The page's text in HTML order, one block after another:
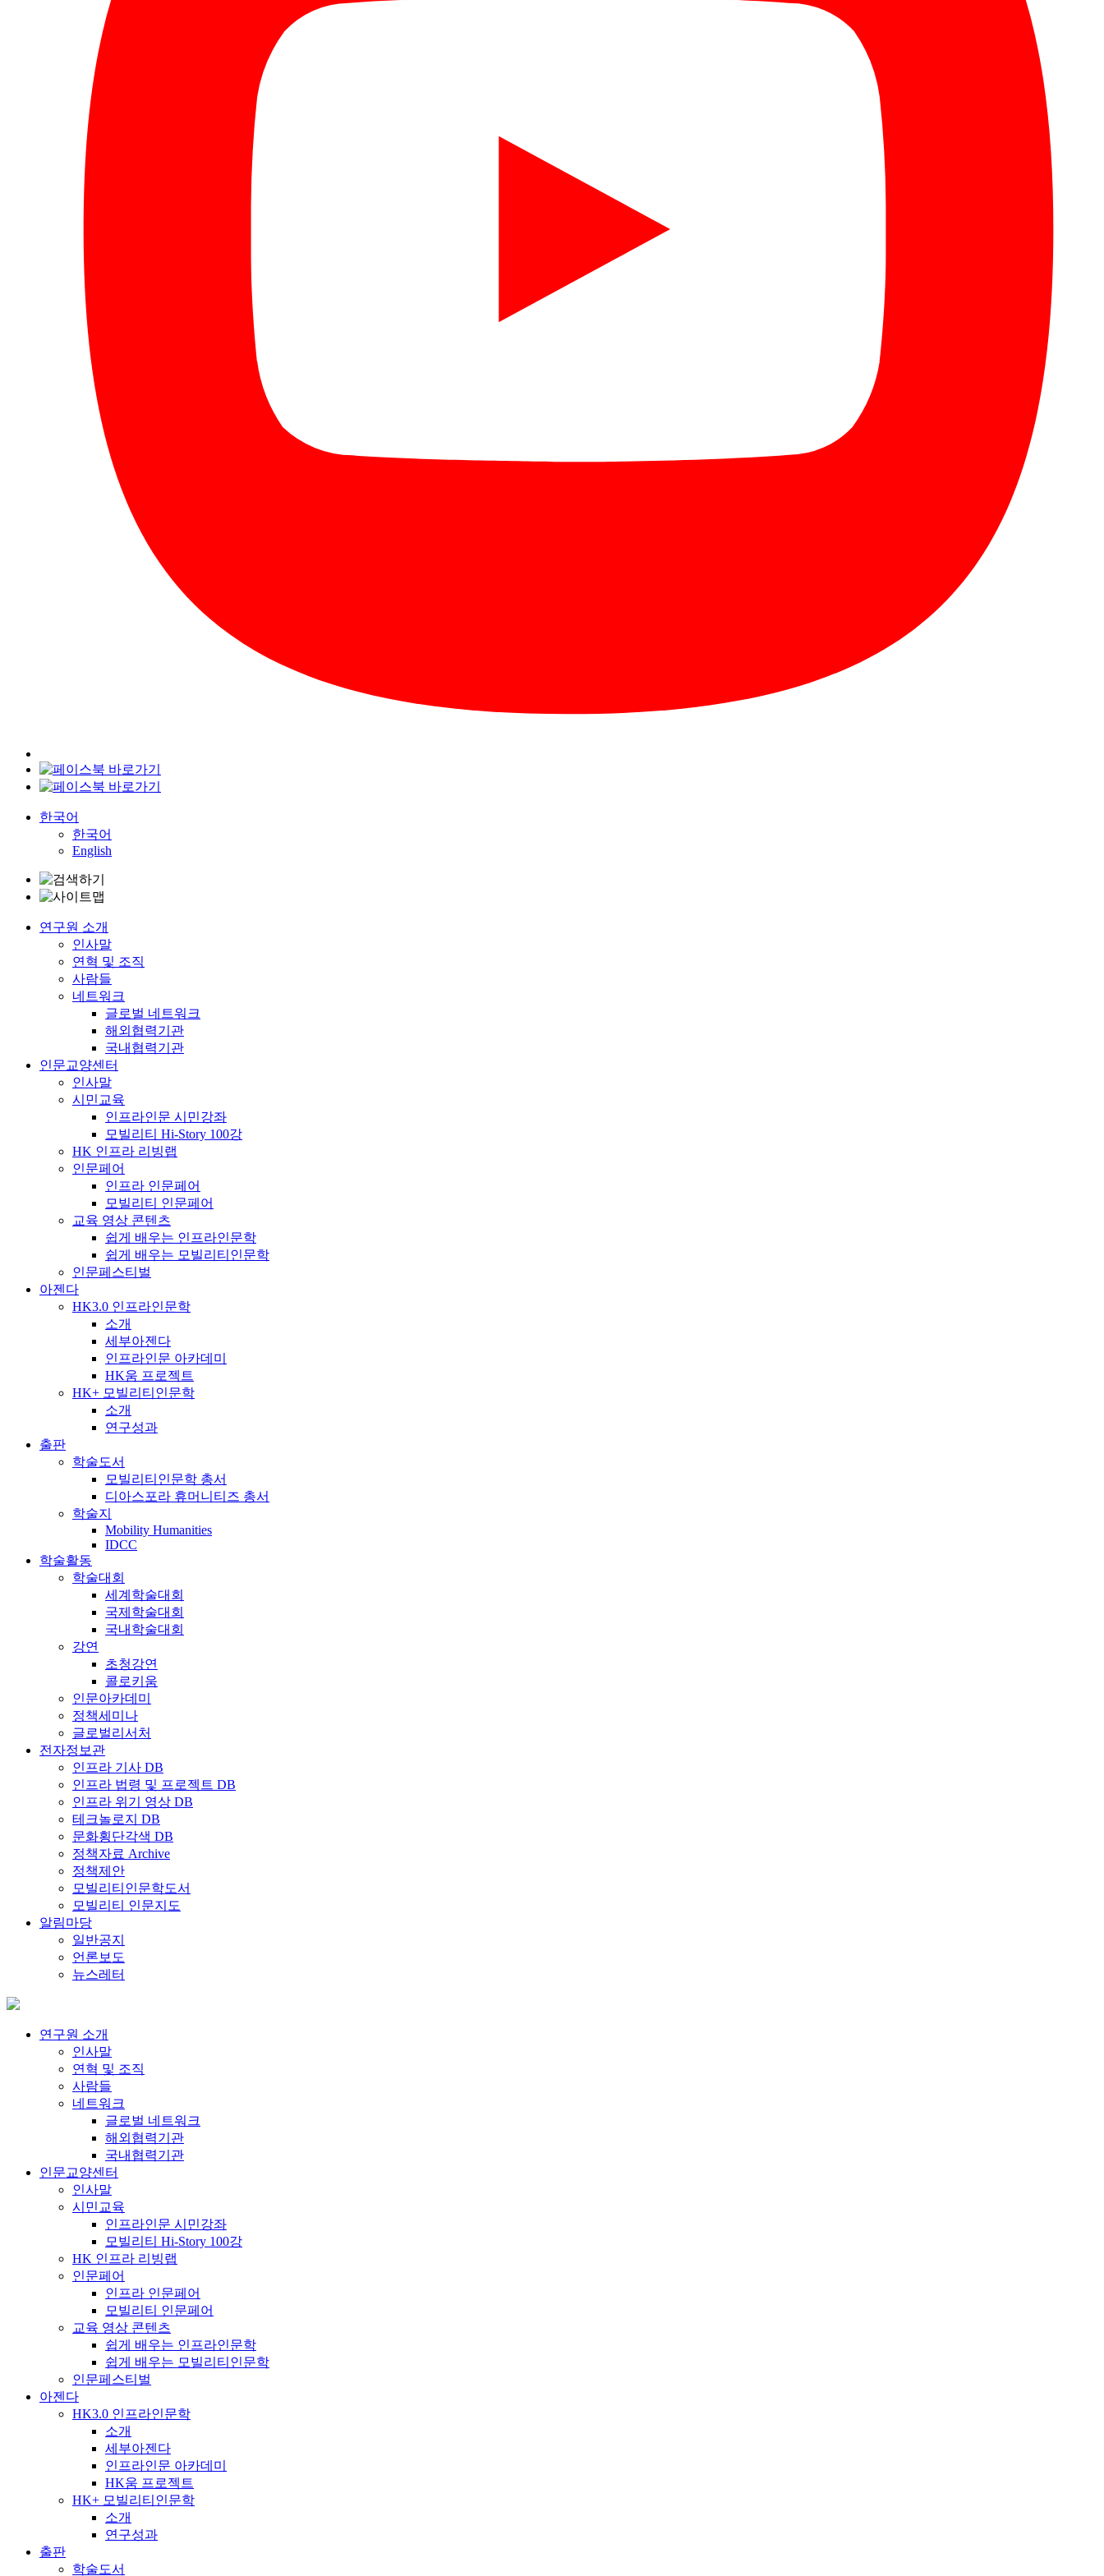
한국어
한국어
English
연구원 소개
인사말
연혁 및 조직
사람들
네트워크
글로벌 네트워크
해외협력기관
국내협력기관
인문교양센터
인사말
시민교육
인프라인문 시민강좌
모빌리티 Hi-Story 100강
HK 인프라 리빙랩
인문페어
인프라 인문페어
모빌리티 인문페어
교육 영상 콘텐츠
쉽게 배우는 인프라인문학
쉽게 배우는 모빌리티인문학
인문페스티벌
아젠다
HK3.0 인프라인문학
소개
세부아젠다
인프라인문 아카데미
HK움 프로젝트
HK+ 모빌리티인문학
소개
연구성과
출판
학술도서
모빌리티인문학 총서
디아스포라 휴머니티즈 총서
학술지
Mobility Humanities
IDCC
학술활동
학술대회
세계학술대회
국제학술대회
국내학술대회
강연
초청강연
콜로키움
인문아카데미
정책세미나
글로벌리서처
전자정보관
인프라 기사 DB
인프라 법령 및 프로젝트 DB
인프라 위기 영상 DB
테크놀로지 DB
문화횡단각색 DB
정책자료 Archive
정책제안
모빌리티인문학도서
모빌리티 인문지도
알림마당
일반공지
언론보도
뉴스레터
연구원 소개
인사말
연혁 및 조직
사람들
네트워크
글로벌 네트워크
해외협력기관
국내협력기관
인문교양센터
인사말
시민교육
인프라인문 시민강좌
모빌리티 Hi-Story 100강
HK 인프라 리빙랩
인문페어
인프라 인문페어
모빌리티 인문페어
교육 영상 콘텐츠
쉽게 배우는 인프라인문학
쉽게 배우는 모빌리티인문학
인문페스티벌
아젠다
HK3.0 인프라인문학
소개
세부아젠다
인프라인문 아카데미
HK움 프로젝트
HK+ 모빌리티인문학
소개
연구성과
출판
학술도서